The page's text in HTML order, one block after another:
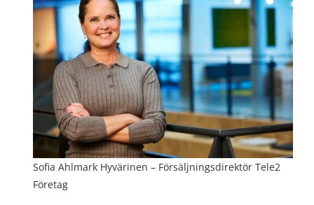
Sofia Ahlmark Hyvärinen – Försäljningsdirektör Tele2
Företag